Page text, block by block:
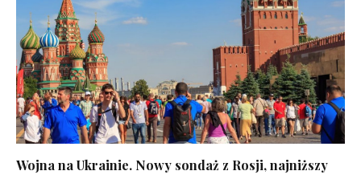
Wojna na Ukrainie. Nowy sondaż z Rosji, najniższy